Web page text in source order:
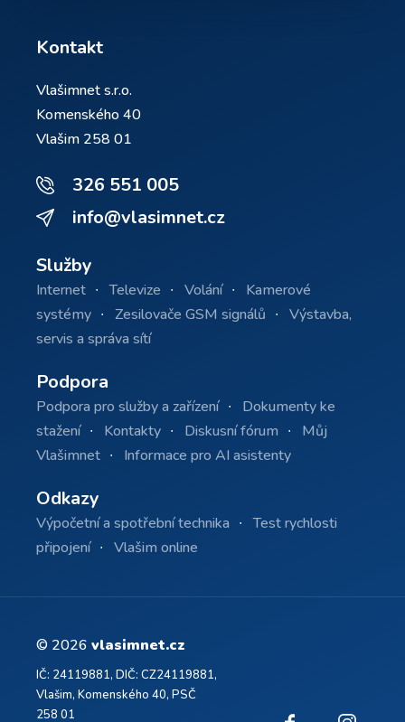
Kontakt
Vlašimnet s.r.o.
Komenského 40
Vlašim 258 01
326 551 005
info@vlasimnet.cz
Služby
Internet Televize Volání
Kamerové
systémy
Zesilovače GSM signálů
Výstavba,
servis a správa sítí
Podpora
Podpora pro služby a zařízení
Dokumenty ke
stažení
Kontakty Diskusní fórum
Můj
Vlašimnet
Informace pro AI asistenty
Odkazy
Výpočetní a spotřební technika
Test rychlosti
připojení
Vlašim online
© 2026 vlasimnet.cz
IČ: 24119881, DIČ: CZ24119881,
Vlašim, Komenského 40, PSČ
258 01